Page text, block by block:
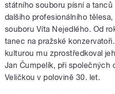
státního souboru písní a
dalšího profesionálního
souboru Víta Nejedlého. Od
tanec na pražské
kulturou mu zprostředkoval
Jan Čumpelík, při společných
Veličkou v polovině 30. let.